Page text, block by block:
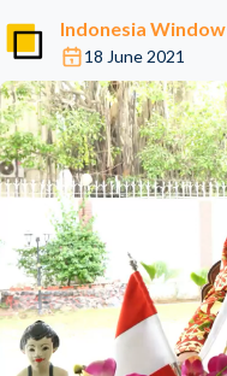
Indonesia Window
18 June 2021